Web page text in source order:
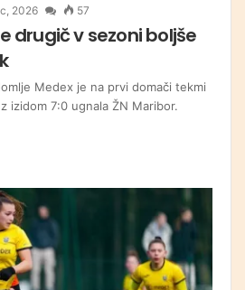
2026 57
drugič v sezoni boljše
Medex je na prvi domači tekmi
izidom 7:0 ugnala ŽN Maribor.